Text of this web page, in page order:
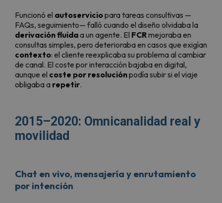
Funcionó el autoserviciopara tareas consultivas —
FAQs, seguimiento— falló cuando el diseño olvidaba la
derivación fluidaa un agente. El FCRmejoraba en
consultas simples, pero deterioraba en casos que exigían
contexto: el cliente reexplicaba su problema al cambiar
de canal. El coste por interacción bajaba en digital,
aunque el coste por resoluciónpodía subir si el viaje
obligaba a repetir.
2015–2020: Omnicanalidad real y
movilidad
Chat en vivo, mensajería y enrutamiento
por intención